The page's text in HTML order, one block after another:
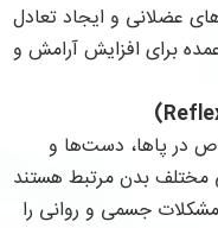
عضلانی و ایجاد تعادل
برای افزایش آرامش و
در پاها، دست‌ها و
مختلف بدن مرتبط هستند
جسمی و روانی را